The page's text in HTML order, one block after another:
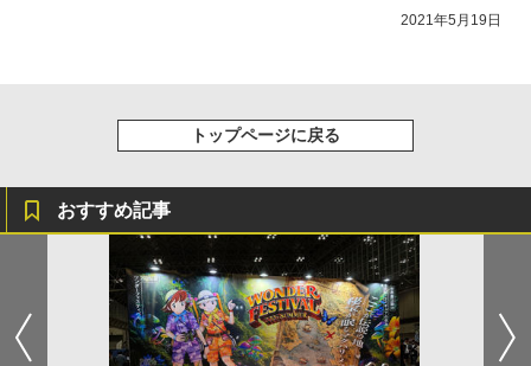
2021年5月19日
トップページに戻る
おすすめ記事